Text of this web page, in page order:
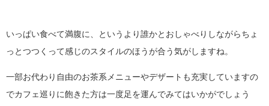
いっぱい食べて満腹に、というより誰かとおしゃべりしながらちょ
っとつつくって感じのスタイルのほうが合う気がしますね。
一部お代わり自由のお茶系メニューやデザートも充実していますの
でカフェ巡りに飽きた方は一度足を運んでみてはいかがでしょう